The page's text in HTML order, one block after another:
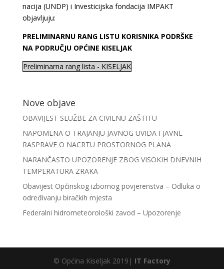
nacija (UNDP) i Investicijska fondacija IMPAKT
objavljuju:
PRELIMINARNU RANG LISTU KORISNIKA PODRŠKE
NA PODRUČJU OPĆINE KISELJAK
Preliminarna rang lista - KISELJAK
Nove objave
OBAVIJEST SLUŽBE ZA CIVILNU ZAŠTITU
NAPOMENA O TRAJANJU JAVNOG UVIDA I JAVNE
RASPRAVE O NACRTU PROSTORNOG PLANA
NARANČASTO UPOZORENJE ZBOG VISOKIH DNEVNIH
TEMPERATURA ZRAKA
Obavijest Općinskog izbornog povjerenstva – Odluka o
određivanju biračkih mjesta
Federalni hidrometeorološki zavod – Upozorenje
© Općina Kiseljak 2019| IT Factory